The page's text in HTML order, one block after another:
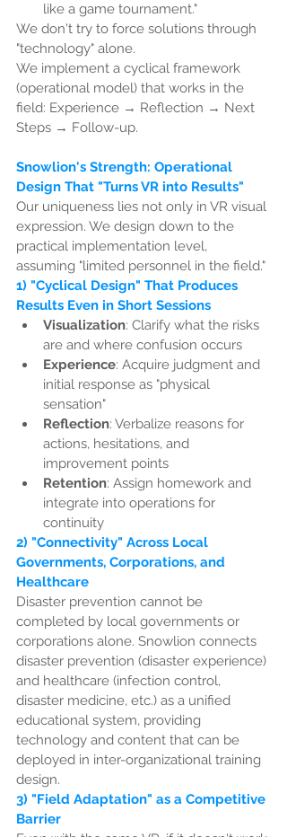
like a game tournament."
We don't try to force solutions through
"technology" alone.
We implement a cyclical framework
(operational model) that works in the
field: Experience → Reflection → Next
Steps → Follow-up.
Snowlion's Strength: Operational
Design That "Turns VR into Results"
Our uniqueness lies not only in VR visual
expression. We design down to the
practical implementation level,
assuming "limited personnel in the field."
1) "Cyclical Design" That Produces
Results Even in Short Sessions
Visualization: Clarify what the risks
are and where confusion occurs
Experience: Acquire judgment and
initial response as "physical
sensation"
Reflection: Verbalize reasons for
actions, hesitations, and
improvement points
Retention: Assign homework and
integrate into operations for
continuity
2) "Connectivity" Across Local
Governments, Corporations, and
Healthcare
Disaster prevention cannot be
completed by local governments or
corporations alone. Snowlion connects
disaster prevention (disaster experience)
and healthcare (infection control,
disaster medicine, etc.) as a unified
educational system, providing
technology and content that can be
deployed in inter-organizational training
design.
3) "Field Adaptation" as a Competitive
Barrier